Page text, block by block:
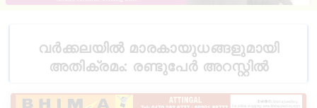
വർക്കലയിൽ മാരകായുധങ്ങളുമായി
അതിക്രമം: രണ്ടുപേർ അറസ്റ്റിൽ